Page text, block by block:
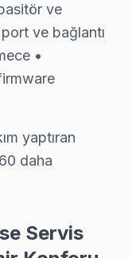
doğru kullanım
ve İmzalı Güvence
hizmetlerimizde
—
2 yıl
tekrarında
ve
ve bağlantı
•
yaptıran
daha
Servis